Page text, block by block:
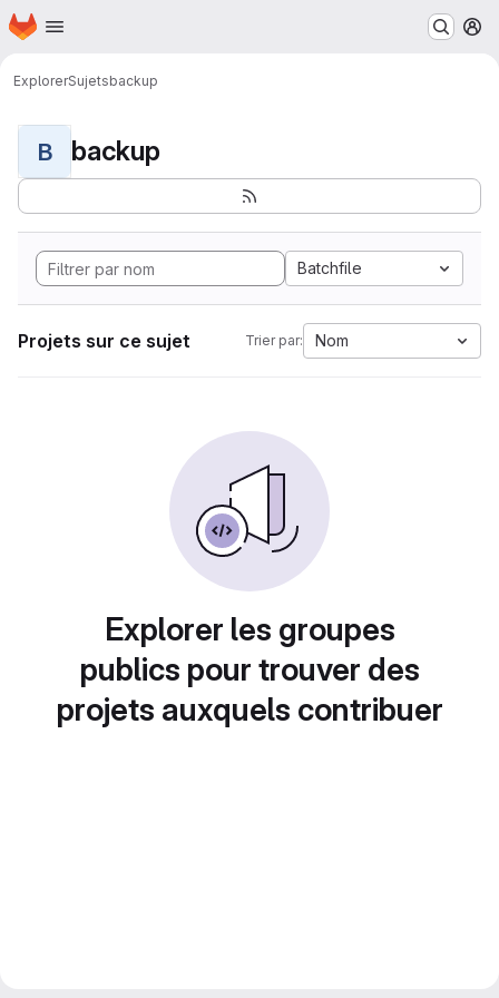
Passer au contenu principal
Page d'accueil
ExplorerSujetsbackup
B backup
Batchfile
Projets sur ce sujet Trier par: Nom
Explorer les groupes
publics pour trouver des
projets auxquels contribuer